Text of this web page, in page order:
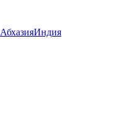
АбхазияИндия